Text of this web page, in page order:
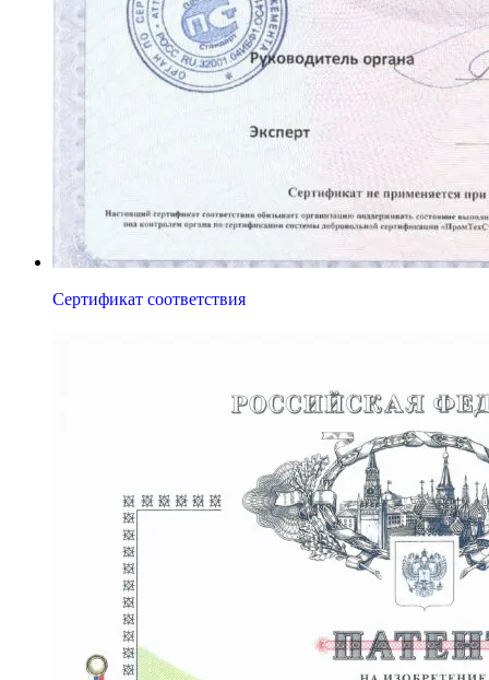
Сертификат соответствия